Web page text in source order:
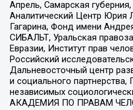
Апрель, Самарская
Аналитический Центр Юрия
Гагарина, Фонд имени
СИБАЛЬТ, Уральская
Евразии, Институт прав
Российский
Дальневосточный центр
и социального
независимых
АКАДЕМИЯ ПО ПРАВАМ